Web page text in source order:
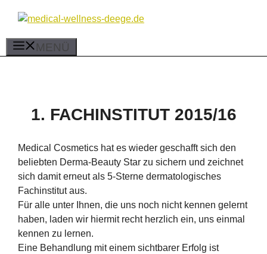
Inhalt
MENÜ
1. FACHINSTITUT 2015/16
Medical Cosmetics hat es wieder geschafft sich den
beliebten Derma-Beauty Star zu sichern und zeichnet
sich damit erneut als 5-Sterne dermatologisches
Fachinstitut aus.
Für alle unter Ihnen, die uns noch nicht kennen gelernt
haben, laden wir hiermit recht herzlich ein, uns einmal
kennen zu lernen.
Eine Behandlung mit einem sichtbarer Erfolg ist